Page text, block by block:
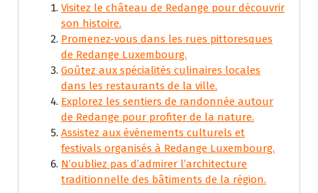
Visitez le château de Redange pour découvrir
son histoire.
Promenez-vous dans les rues pittoresques
de Redange Luxembourg.
Goûtez aux spécialités culinaires locales
dans les restaurants de la ville.
Explorez les sentiers de randonnée autour
de Redange pour profiter de la nature.
Assistez aux événements culturels et
festivals organisés à Redange Luxembourg.
N’oubliez pas d’admirer l’architecture
traditionnelle des bâtiments de la région.